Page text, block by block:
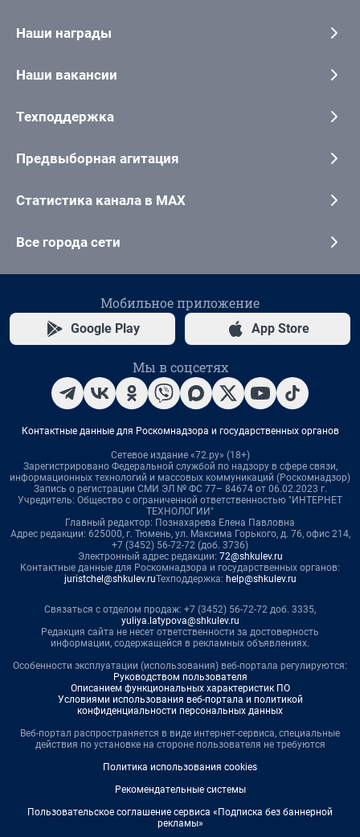
Наши награды
Наши вакансии
Техподдержка
Предвыборная агитация
Статистика канала в MAX
Все города сети
Мобильное приложение
Google Play App Store
Мы в соцсетях
Контактные данные для Роскомнадзора и государственных органов
Сетевое издание «72.ру» (18+)
Зарегистрировано Федеральной службой по надзору в сфере связи,
информационных технологий и массовых коммуникаций (Роскомнадзор)
Запись о регистрации СМИ ЭЛ № ФС 77– 84674 от 06.02.2023 г.
Учредитель: Общество с ограниченной ответственностью "ИНТЕРНЕТ
ТЕХНОЛОГИИ"
Главный редактор: Познахарева Елена Павловна
Адрес редакции: 625000, г. Тюмень, ул. Максима Горького, д. 76, офис 214,
+7 (3452) 56-72-72 (доб. 3736)
Электронный адрес редакции: 72@shkulev.ru
Контактные данные для Роскомнадзора и государственных органов:
juristchel@shkulev.ruТехподдержка: help@shkulev.ru
Связаться с отделом продаж: +7 (3452) 56-72-72 доб. 3335,
yuliya.latypova@shkulev.ru
Редакция сайта не несет ответственности за достоверность
информации, содержащейся в рекламных объявлениях.
Особенности эксплуатации (использования) веб-портала регулируются:
Руководством пользователя
Описанием функциональных характеристик ПО
Условиями использования веб-портала и политикой
конфиденциальности персональных данных
Веб-портал распространяется в виде интернет-сервиса, специальные
действия по установке на стороне пользователя не требуются
Политика использования cookies
Рекомендательные системы
Пользовательское соглашение сервиса «Подписка без баннерной
рекламы»